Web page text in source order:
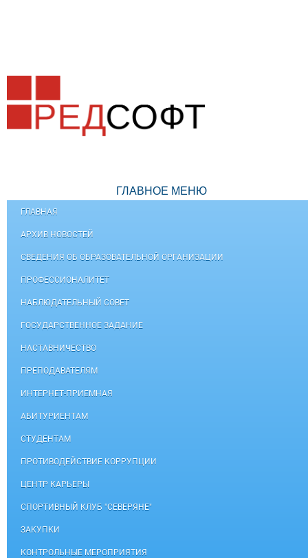
ГЛАВНОЕ МЕНЮ
ГЛАВНАЯ
АРХИВ НОВОСТЕЙ
СВЕДЕНИЯ ОБ ОБРАЗОВАТЕЛЬНОЙ ОРГАНИЗАЦИИ
ПРОФЕССИОНАЛИТЕТ
НАБЛЮДАТЕЛЬНЫЙ СОВЕТ
ГОСУДАРСТВЕННОЕ ЗАДАНИЕ
НАСТАВНИЧЕСТВО
ПРЕПОДАВАТЕЛЯМ
ИНТЕРНЕТ-ПРИЕМНАЯ
АБИТУРИЕНТАМ
СТУДЕНТАМ
ПРОТИВОДЕЙСТВИЕ КОРРУПЦИИ
ЦЕНТР КАРЬЕРЫ
СПОРТИВНЫЙ КЛУБ "СЕВЕРЯНЕ"
ЗАКУПКИ
КОНТРОЛЬНЫЕ МЕРОПРИЯТИЯ